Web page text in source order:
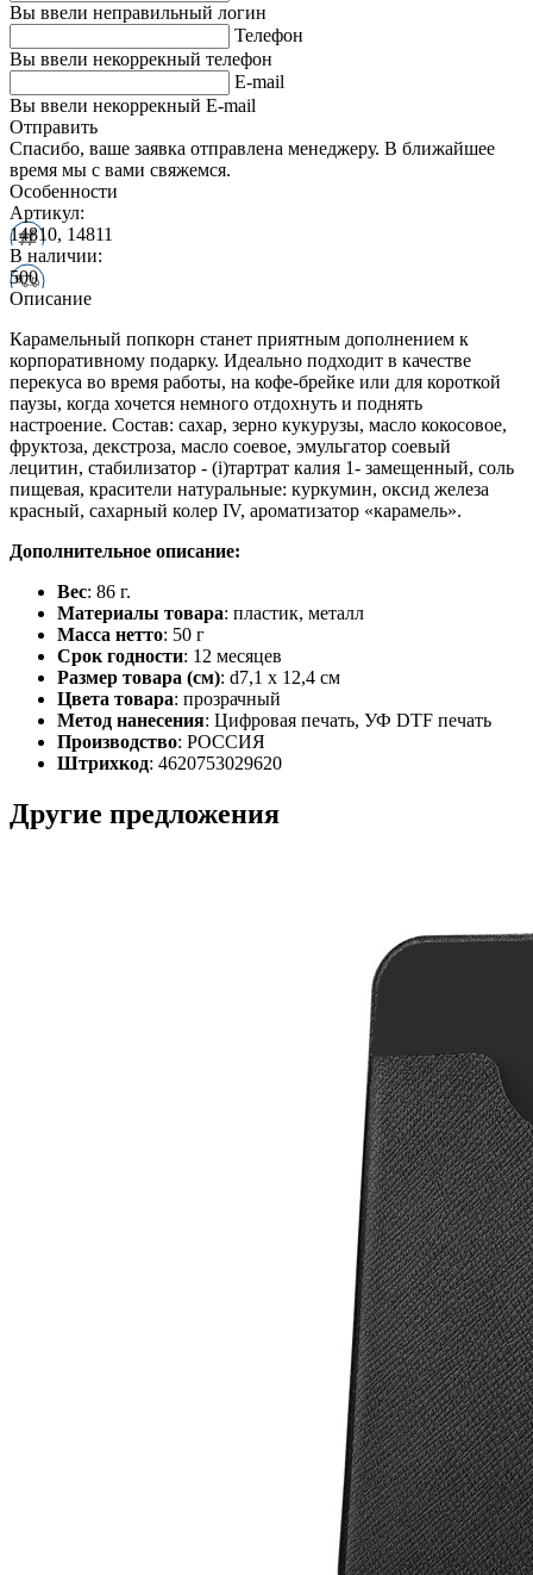
Вы ввели неправильный логин
Телефон
Вы ввели некоррекный телефон
E-mail
Вы ввели некоррекный E-mail
Отправить
Спасибо, ваше заявка отправлена менеджеру. В ближайшее
время мы с вами свяжемся.
Особенности
Артикул:
14810, 14811
В наличии:
500
Описание
Карамельный попкорн станет приятным дополнением к
корпоративному подарку. Идеально подходит в качестве
перекуса во время работы, на кофе-брейке или для короткой
паузы, когда хочется немного отдохнуть и поднять
настроение. Состав: сахар, зерно кукурузы, масло кокосовое,
фруктоза, декстроза, масло соевое, эмульгатор соевый
лецитин, стабилизатор - (i)тартрат калия 1- замещенный, соль
пищевая, красители натуральные: куркумин, оксид железа
красный, сахарный колер IV, ароматизатор «карамель».
Дополнительное описание:
Вес: 86 г.
Материалы товара: пластик, металл
Масса нетто: 50 г
Срок годности: 12 месяцев
Размер товара (см): d7,1 х 12,4 см
Цвета товара: прозрачный
Метод нанесения: Цифровая печать, УФ DTF печать
Производство: РОССИЯ
Штрихкод: 4620753029620
Другие предложения